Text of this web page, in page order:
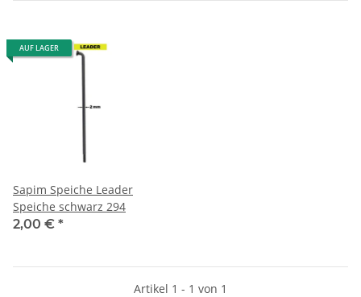
AUF LAGER
Sapim Speiche Leader
Speiche schwarz 294
2,00 € *
Artikel 1 - 1 von 1